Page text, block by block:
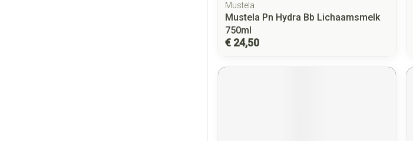
Mustela
Mustela Pn Hydra Bb Lichaamsmelk
750ml
€ 24,50